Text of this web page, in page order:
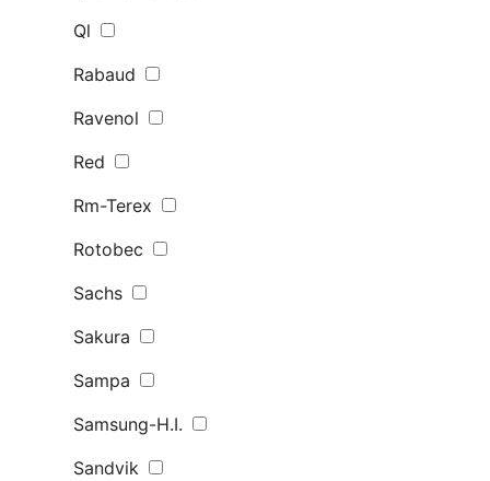
Ql
Rabaud
Ravenol
Red
Rm-Terex
Rotobec
Sachs
Sakura
Sampa
Samsung-H.I.
Sandvik